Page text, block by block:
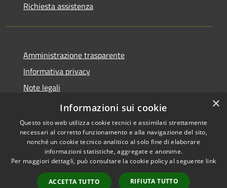
Richiesta assistenza
Amministrazione trasparente
Informativa privacy
Note legali
Dichiarazione di accessibilità
Accessibilità
Copyright © 2026 • Città di
Cirié • Powered by
Municipium•
Accesso
×
Informazioni sui cookie
Questo sito web utilizza cookie tecnici e assimilati strettamente
necessari al corretto funzionamento e alla navigazione del sito,
nonché un cookie tecnico analitico al solo fine di elaborare
informazioni statistiche, aggregate e anonime.
Per maggiori dettagli, può consultare la cookie policy al seguente link
ACCETTA TUTTO RIFIUTA TUTTO